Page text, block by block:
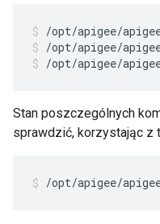
/opt/apigee/
/opt/apigee/
Stan poszczególnych
sprawdzić, korzystając z
/opt/apigee/